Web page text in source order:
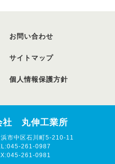
お問い合わせ
サイトマップ
個人情報保護方針
社 丸伸工業所
市中区石川町5-210-11
261-0987
261-0981